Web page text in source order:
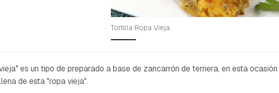
Tortilla Ropa Vieja
es un tipo de preparado a base de zancarrón de ternera, en esta
de esta "ropa vieja".